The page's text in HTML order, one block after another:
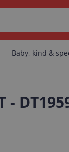
Baby, kind &